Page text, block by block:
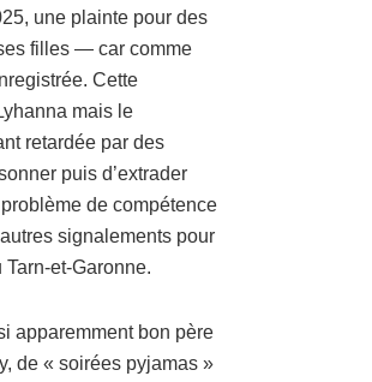
une plainte pour des
filles — car comme
Cette
mais le
retardée par des
puis d’extrader
de compétence
signalements pour
et-Garonne.
apparemment bon père
de « soirées pyjamas »